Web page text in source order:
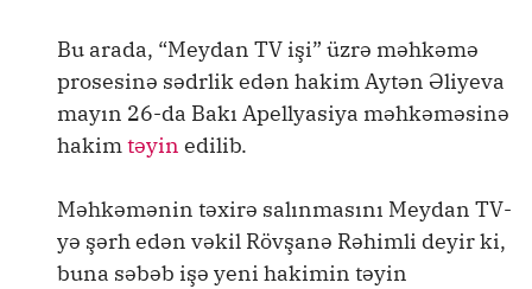
Bu arada, “Meydan TV işi” üzrə məhkəmə
prosesinə sədrlik edən hakim Aytən Əliyeva
mayın 26-da Bakı Apellyasiya məhkəməsinə
hakimtəyin edilib.
Məhkəmənin təxirə salınmasını Meydan TV-
yə şərh edən vəkil Rövşanə Rəhimli deyir ki,
buna səbəb işə yeni hakimin təyin